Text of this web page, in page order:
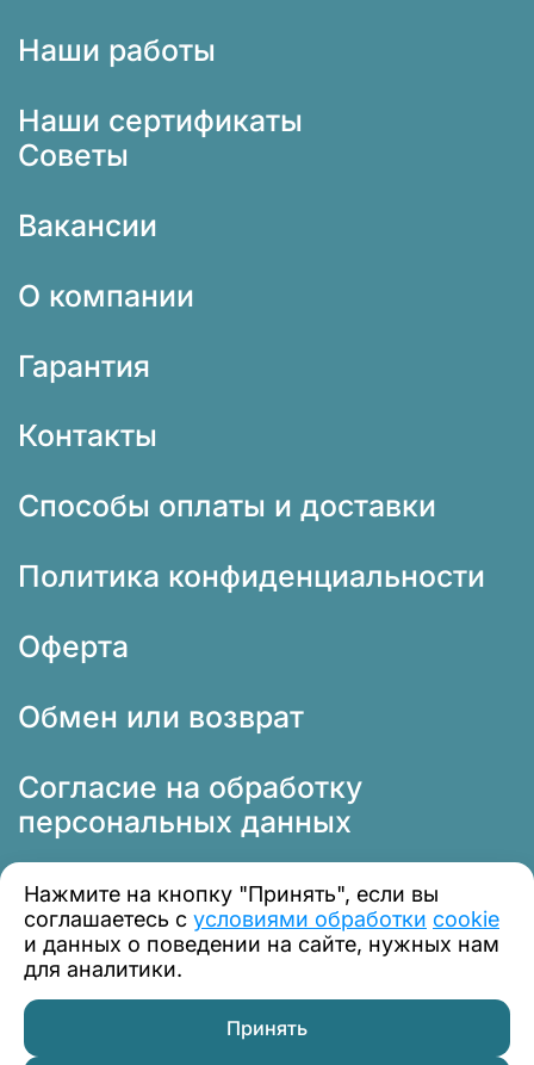
Наши работы
Наши сертификаты
Советы
Вакансии
О компании
Гарантия
Контакты
Способы оплаты и доставки
Политика конфиденциальности
Оферта
Обмен или возврат
Согласие на обработку
персональных данных
© 2012 — 2026 Профклимат
Нажмите на кнопку "Принять", если вы
соглашаетесь с условиями обработки cookie
и данных о поведении на сайте, нужных нам
для аналитики.
Принять